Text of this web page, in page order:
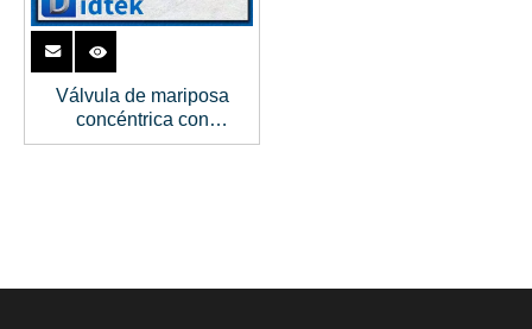
Válvula de mariposa
concéntrica con
revestimiento de Teflón de